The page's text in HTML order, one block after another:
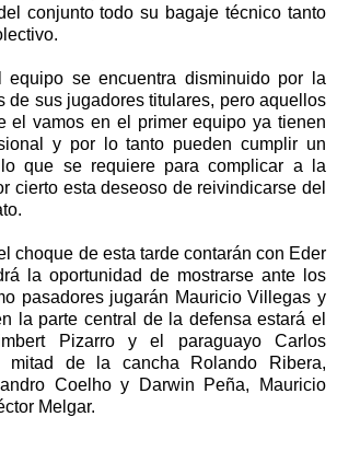
conjunto todo su bagaje técnico tanto
equipo se encuentra disminuido por la
de sus jugadores titulares, pero aquellos
el vamos en el primer equipo ya tienen
y por lo tanto pueden cumplir un
que se requiere para complicar a la
cierto esta deseoso de reivindicarse del
choque de esta tarde contarán con Eder
la oportunidad de mostrarse ante los
pasadores jugarán Mauricio Villegas y
la parte central de la defensa estará el
Pizarro y el paraguayo Carlos
mitad de la cancha Rolando Ribera,
Coelho y Darwin Peña, Mauricio
Melgar.